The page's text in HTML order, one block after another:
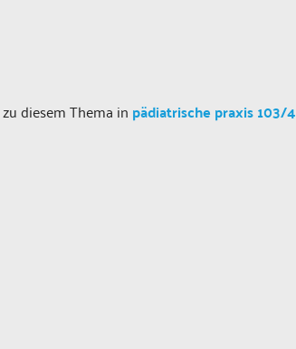
zu diesem Thema in pädiatrische praxis 103/4